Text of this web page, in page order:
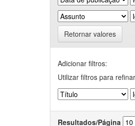
Retornar valores
Adicionar filtros:
Utilizar filtros para
Resultados/Página